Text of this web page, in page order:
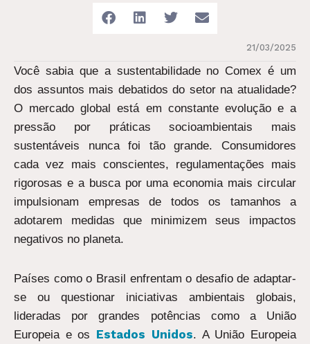
21/03/2025
Você sabia que a sustentabilidade no Comex é um
dos assuntos mais debatidos do setor na atualidade?
O mercado global está em constante evolução e a
pressão por práticas socioambientais mais
sustentáveis nunca foi tão grande. Consumidores
cada vez mais conscientes, regulamentações mais
rigorosas e a busca por uma economia mais circular
impulsionam empresas de todos os tamanhos a
adotarem medidas que minimizem seus impactos
negativos no planeta.
Países como o Brasil enfrentam o desafio de adaptar-
se ou questionar iniciativas ambientais globais,
lideradas por grandes potências como a União
Europeia e os Estados Unidos. A União Europeia